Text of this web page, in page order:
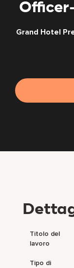
Grand Hotel
Titolo del
lavoro
Tipo di